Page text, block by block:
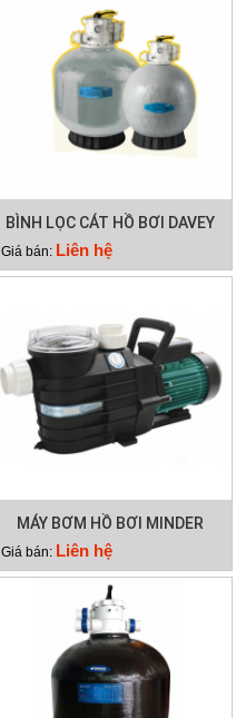
BÌNH LỌC CÁT HỒ BƠI DAVEY
DEP2140
Giá bán: Liên hệ
MÁY BƠM HỒ BƠI MINDER
MXB250
Giá bán: Liên hệ